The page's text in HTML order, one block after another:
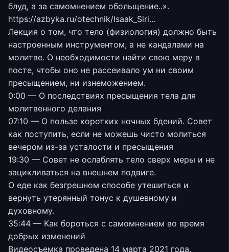
блуд, а за самомнением обольщение..».
https://azbyka.ru/otechnik/Isaak_Siri…
Лекция о том, что тело (физиология) должно быть
настроенным инструментом, а не кандалами на
молитве. О необходимости найти свою меру в
посте, чтобы оно не рассеивало ум ни своим
пресыщением, ни изнеможением.
0:00 — О последствиях пресыщения тела для
молитвенного делания
07:10 — О пользе коротких ночных бдений. Совет
как поступить, если не можешь чисто молиться
вечером из-за усталости и пресыщения
19:30 — Совет не ослаблять тело сверх меры и не
зацикливаться на внешнем подвиге.
О еде как безгрешном способе утешиться и
вернуть утерянный тонус к душевному и
духовному.
35:44 — Как бороться с самомнением во время
добрых изменений
Видеосъемка проведена 14 марта 2021 года.